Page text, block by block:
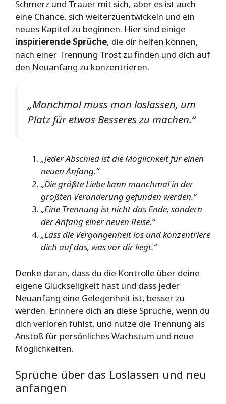
Schmerz und Trauer mit sich, aber es ist auch
eine Chance, sich weiterzuentwickeln und ein
neues Kapitel zu beginnen. Hier sind einige
inspirierende Sprüche, die dir helfen können,
nach einer Trennung Trost zu finden und dich auf
den Neuanfang zu konzentrieren.
„Manchmal muss man loslassen, um
Platz für etwas Besseres zu machen.“
„Jeder Abschied ist die Möglichkeit für einen
neuen Anfang.“
„Die größte Liebe kann manchmal in der
größten Veränderung gefunden werden.“
„Eine Trennung ist nicht das Ende, sondern
der Anfang einer neuen Reise.“
„Lass die Vergangenheit los und konzentriere
dich auf das, was vor dir liegt.“
Denke daran, dass du die Kontrolle über deine
eigene Glückseligkeit hast und dass jeder
Neuanfang eine Gelegenheit ist, besser zu
werden. Erinnere dich an diese Sprüche, wenn du
dich verloren fühlst, und nutze die Trennung als
Anstoß für persönliches Wachstum und neue
Möglichkeiten.
Sprüche über das Loslassen und neu
anfangen